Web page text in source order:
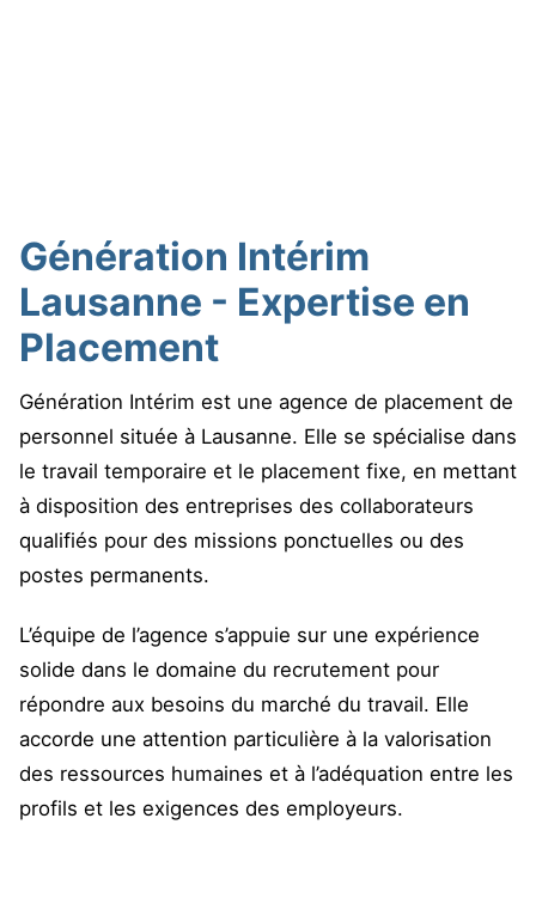
Génération Intérim
Lausanne - Expertise en
Placement
Génération Intérim est une agence de placement de
personnel située à Lausanne. Elle se spécialise dans
le travail temporaire et le placement fixe, en mettant
à disposition des entreprises des collaborateurs
qualifiés pour des missions ponctuelles ou des
postes permanents.
L’équipe de l’agence s’appuie sur une expérience
solide dans le domaine du recrutement pour
répondre aux besoins du marché du travail. Elle
accorde une attention particulière à la valorisation
des ressources humaines et à l’adéquation entre les
profils et les exigences des employeurs.